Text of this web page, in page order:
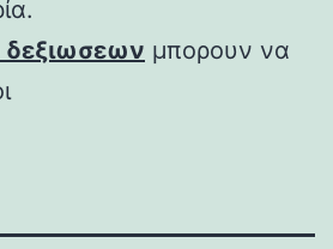
δεξιωσεων μπορουν να